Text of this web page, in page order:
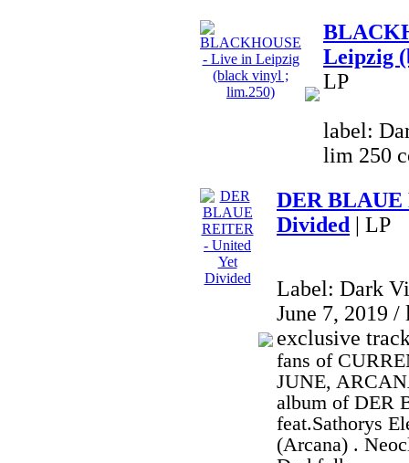
Leipzig
LP
label:
lim 250
DER BLAUE
Divided | LP
Label: Dark
June 7, 2019
exclusive
fans of
JUNE,
album of DER
feat.Sathorys
(Arcana) .